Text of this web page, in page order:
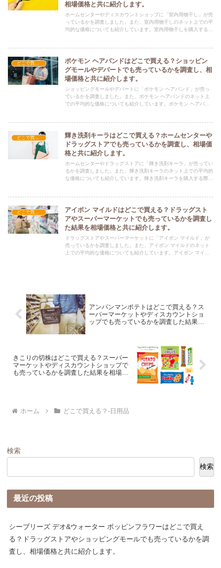
相場価格と共に紹介します。
ホームセンターやディスカウントショップに「室内用物干し」が売
っているかを調査しました。また、室内用物干しのネット上での平
均的な価格についても紹介しています。室内用物干しを購入する際
どこで買える？-日用品
ポケモン ヘアバンドはどこで買える？ショッピン
グモールやデパートでも売っているかを調査し、相
場価格と共に紹介します。
ショッピングモールやデパートに「ポケモン ヘアバンド」が売っ
ているかを調査しました。また、ポケモン ヘアバンドのネット上
での平均的な価格についても紹介しています。ポケモン ヘアバン
どこで買える？-日用品
輝き洗剤キーラはどこで買える？ホームセンターや
ドラッグストアでも売っているかを調査し、相場価
格と共に紹介します。
ホームセンターやドラッグストアに「輝き洗剤キーラ」が売ってい
るかを調査しました。また、輝き洗剤キーラのネット上での平均的
な価格についても紹介しています。輝き洗剤キーラを購入する際に
どこで買える？-日用品
アイボン マイルドはどこで買える？ドラッグスト
アやスーパーマーケットでも売っているかを調査し
た結果を相場価格と共に紹介します。
ドラッグストアやスーパーマーケットに「アイボン マイルド」が
売っているかを調査しました。また、アイボン マイルドのネット
上での平均的な価格についても紹介しています。アイボン マイル
アンパンマンポテトはどこで買える？ス
ーパーマーケットやディスカウントショ
ップでも売っているかを調査した結果を
きこりの切株はどこで買える？スーパー
マーケットやディスカウントショップで
も売っているかを調査した結果を相場価
ホーム どこで買える？-日用品
検索
検索
最近の投稿
シーブリーズ デオ&ウォーター ポッピンフラワーはどこで買え
る？ドラッグストアやショッピングモールでも売っているかを調
査し、相場価格と共に紹介します。